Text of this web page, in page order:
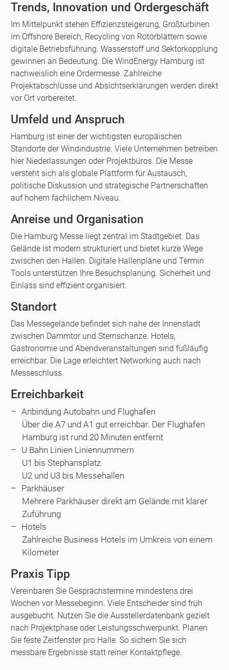
Trends, Innovation und Ordergeschäft
Im Mittelpunkt stehen Effizienzsteigerung, Großturbinen
im Offshore Bereich, Recycling von Rotorblättern sowie
digitale Betriebsführung. Wasserstoff und Sektorkopplung
gewinnen an Bedeutung. Die WindEnergy Hamburg ist
nachweislich eine Ordermesse. Zahlreiche
Projektabschlüsse und Absichtserklärungen werden direkt
vor Ort vorbereitet.
Umfeld und Anspruch
Hamburg ist einer der wichtigsten europäischen
Standorte der Windindustrie. Viele Unternehmen betreiben
hier Niederlassungen oder Projektbüros. Die Messe
versteht sich als globale Plattform für Austausch,
politische Diskussion und strategische Partnerschaften
auf hohem fachlichem Niveau.
Anreise und Organisation
Die Hamburg Messe liegt zentral im Stadtgebiet. Das
Gelände ist modern strukturiert und bietet kurze Wege
zwischen den Hallen. Digitale Hallenpläne und Termin
Tools unterstützen Ihre Besuchsplanung. Sicherheit und
Einlass sind effizient organisiert.
Standort
Das Messegelände befindet sich nahe der Innenstadt
zwischen Dammtor und Sternschanze. Hotels,
Gastronomie und Abendveranstaltungen sind fußläufig
erreichbar. Die Lage erleichtert Networking auch nach
Messeschluss.
Erreichbarkeit
Anbindung Autobahn und Flughafen
Über die A7 und A1 gut erreichbar. Der Flughafen
Hamburg ist rund 20 Minuten entfernt
U Bahn Linien Liniennummern
U1 bis Stephansplatz
U2 und U3 bis Messehallen
Parkhäuser
Mehrere Parkhäuser direkt am Gelände mit klarer
Zuführung
Hotels
Zahlreiche Business Hotels im Umkreis von einem
Kilometer
Praxis Tipp
Vereinbaren Sie Gesprächstermine mindestens drei
Wochen vor Messebeginn. Viele Entscheider sind früh
ausgebucht. Nutzen Sie die Ausstellerdatenbank gezielt
nach Projektphase oder Leistungsschwerpunkt. Planen
Sie feste Zeitfenster pro Halle. So sichern Sie sich
messbare Ergebnisse statt reiner Kontaktpflege.